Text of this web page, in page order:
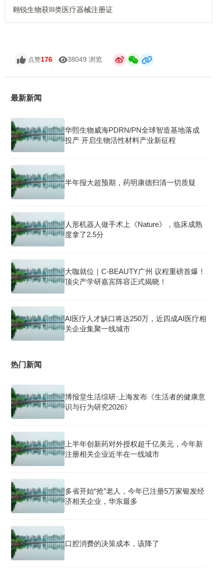
翱锐生物获III类医疗器械注册证
点赞176 38049 浏览
最新新闻
华熙生物威海PDRN/PN全球智造基地落成
投产 开启生物活性材料产业新征程
半年报大超预期，药明康德扫清一切质疑
人形机器人做手术上《Nature》，临床成熟
度拿了2.5分
大咖就位｜C-BEAUTY广州 议程重磅首爆！
顶尖产学研嘉宾阵容正式揭晓！
AI医疗人才缺口将达250万，近四成AI医疗相
关企业集聚一线城市
热门新闻
博报堂生活综研·上海发布《生活者的健康意
识与行为研究2026》
上半年创新药对外授权超千亿美元，今年新
注册相关企业近半在一线城市
多省开始“抢”老人，今年已注册5万家银发经
济相关企业，华东最多
口腔消费的决策成本，该降了